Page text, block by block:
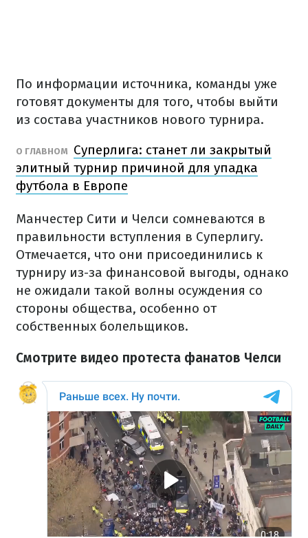
По информации источника, команды уже
готовят документы для того, чтобы выйти
из состава участников нового турнира.
О ГЛАВНОМ
Суперлига: станет ли закрытый
элитный турнир причиной для упадка
футбола в Европе
Манчестер Сити и Челси сомневаются в
правильности вступления в Суперлигу.
Отмечается, что они присоединились к
турниру из-за финансовой выгоды, однако
не ожидали такой волны осуждения со
стороны общества, особенно от
собственных болельщиков.
Смотрите видео протеста фанатов Челси